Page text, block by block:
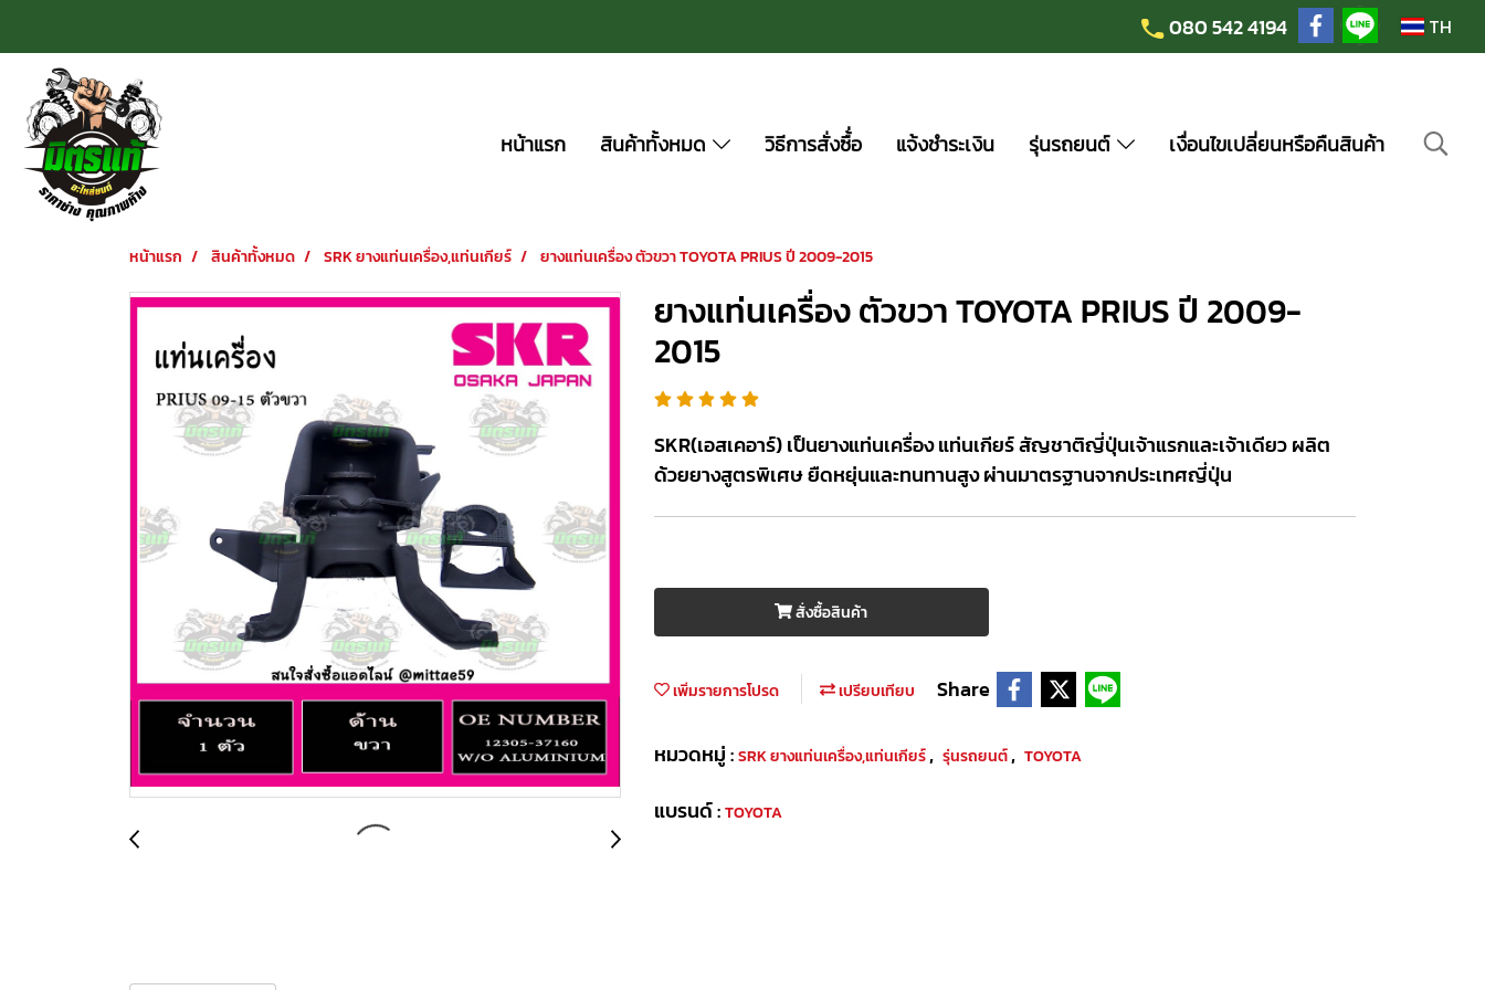
080 542 4194 TH
หน้าแรก สินค้าทั้งหมด วิธีการสั่งซื้่อ แจ้งชำระเงิน รุ่นรถยนต์ เงื่อนไขเปลี่ยนหรือคืนสินค้า
หน้าแรก สินค้าทั้งหมด SRK ยางแท่นเครื่อง,แท่นเกียร์ ยางแท่นเครื่อง ตัวขวา TOYOTA PRIUS ปี 2009-2015
ยางแท่นเครื่อง ตัวขวา TOYOTA PRIUS ปี 2009-
2015
SKR(เอสเคอาร์) เป็นยางแท่นเครื่อง แท่นเกียร์ สัญชาติญี่ปุ่นเจ้าแรกและเจ้าเดียว ผลิต
ด้วยยางสูตรพิเศษ ยืดหยุ่นและทนทานสูง ผ่านมาตรฐานจากประเทศญี่ปุ่น
สั่งซื้อสินค้า
เพิ่มรายการโปรด เปรียบเทียบ Share
หมวดหมู่ :SRK ยางแท่นเครื่อง,แท่นเกียร์, รุ่นรถยนต์, TOYOTA
แบรนด์ :TOYOTA